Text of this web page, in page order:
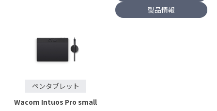
製品情報
ペンタブレット
Wacom Intuos Pro small